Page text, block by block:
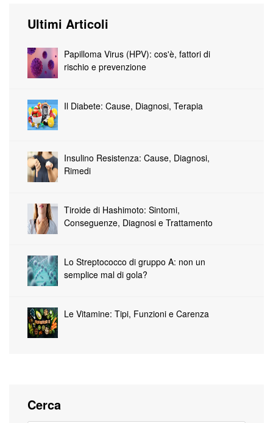
Ultimi Articoli
Papilloma Virus (HPV): cos'è, fattori di
rischio e prevenzione
Il Diabete: Cause, Diagnosi, Terapia
Insulino Resistenza: Cause, Diagnosi,
Rimedi
Tiroide di Hashimoto: Sintomi,
Conseguenze, Diagnosi e Trattamento
Lo Streptococco di gruppo A: non un
semplice mal di gola?
Le Vitamine: Tipi, Funzioni e Carenza
Cerca